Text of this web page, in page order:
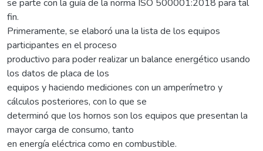
se parte con la guía de la norma ISO 500001:2018 para tal
fin.
Primeramente, se elaboró una la lista de los equipos
participantes en el proceso
productivo para poder realizar un balance energético usando
los datos de placa de los
equipos y haciendo mediciones con un amperímetro y
cálculos posteriores, con lo que se
determinó que los hornos son los equipos que presentan la
mayor carga de consumo, tanto
en energía eléctrica como en combustible.